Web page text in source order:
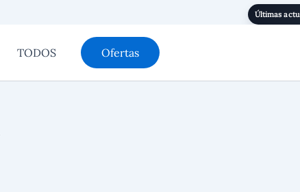
Últimas
TODOS Ofertas